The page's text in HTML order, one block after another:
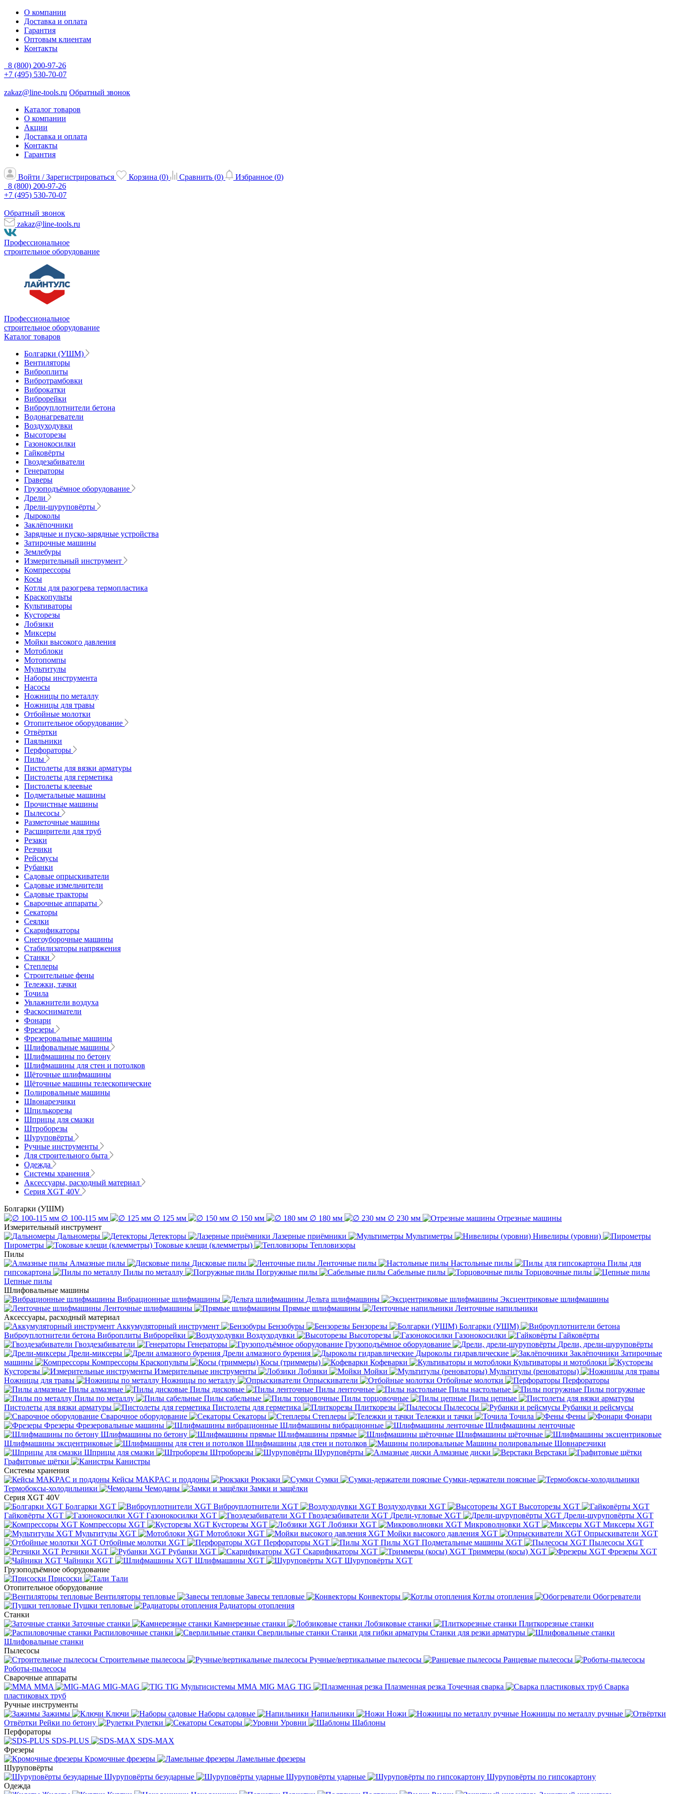
О компании
Доставка и оплата
Гарантия
Оптовым клиентам
Контакты
8 (800) 200-97-26
+7 (495) 530-70-07
zakaz@line-tools.ru Обратный звонок
Каталог товаров
О компании
Акции
Доставка и оплата
Контакты
Гарантия
Войти / Зарегистрироваться Корзина (0) Сравнить (0) Избранное (0)
8 (800) 200-97-26
+7 (495) 530-70-07
Обратный звонок
zakaz@line-tools.ru
Профессиональное
строительное оборудование
Профессиональное
строительное оборудование
Каталог товаров
Болгарки (УШМ)
Вентиляторы
Виброплиты
Вибротрамбовки
Виброкатки
Виброрейки
Виброуплотнители бетона
Водонагреватели
Воздуходувки
Высоторезы
Газонокосилки
Гайковёрты
Гвоздезабиватели
Генераторы
Граверы
Грузоподъёмное оборудование
Дрели
Дрели-шуруповёрты
Дыроколы
Заклёпочники
Зарядные и пуско-зарядные устройства
Затирочные машины
Землебуры
Измерительный инструмент
Компрессоры
Косы
Котлы для разогрева термопластика
Краскопульты
Культиваторы
Кусторезы
Лобзики
Миксеры
Мойки высокого давления
Мотоблоки
Мотопомпы
Мультитулы
Наборы инструмента
Насосы
Ножницы по металлу
Ножницы для травы
Отбойные молотки
Отопительное оборудование
Отвёртки
Паяльники
Перфораторы
Пилы
Пистолеты для вязки арматуры
Пистолеты для герметика
Пистолеты клеевые
Подметальные машины
Прочистные машины
Пылесосы
Разметочные машины
Расширители для труб
Резаки
Резчики
Рейсмусы
Рубанки
Садовые опрыскиватели
Садовые измельчители
Садовые тракторы
Сварочные аппараты
Секаторы
Сеялки
Скарификаторы
Снегоуборочные машины
Стабилизаторы напряжения
Станки
Степлеры
Строительные фены
Тележки, тачки
Точила
Увлажнители воздуха
Фаскосниматели
Фонари
Фрезеры
Фрезеровальные машины
Шлифовальные машины
Шлифмашины по бетону
Шлифмашины для стен и потолков
Щёточные шлифмашины
Щёточные машины телескопические
Полировальные машины
Швонарезчики
Шпилькорезы
Шприцы для смазки
Штроборезы
Шуруповёрты
Ручные инструменты
Для строительного быта
Одежда
Системы хранения
Аксессуары, расходный материал
Серия XGT 40V
Болгарки (УШМ)
∅ 100-115 мм
∅ 125 мм ∅ 150 мм ∅ 180 мм ∅ 230 мм
Отрезные машины
Измерительный инструмент
Дальномеры
Детекторы Лазерные приёмники Мультиметры
Нивелиры (уровни)
Пирометры
Токовые клещи (клемметры)
Тепловизоры
Пилы
Алмазные пилы
Дисковые пилы Ленточные пилы Настольные пилы
Пилы для
гипсокартона
Пилы по металлу Погружные пилы Сабельные пилы
Торцовочные пилы
Цепные пилы
Шлифовальные машины
Вибрационные шлифмашины
Дельта шлифмашины
Эксцентриковые шлифмашины
Ленточные шлифмашины
Прямые шлифмашины
Ленточные напильники
Аксессуары, расходный материал
Аккумуляторный инструмент
Бензобуры Бензорезы
Болгарки (УШМ)
Виброуплотнители бетона Виброплиты Виброрейки Воздуходувки Высоторезы Газонокосилки
Гайковёрты
Гвоздезабиватели
Генераторы Грузоподъёмное оборудование
Дрели, дрели-шуруповёрты
Дрели-миксеры
Дрели алмазного бурения Дыроколы гидравлические Заклёпочники Затирочные
машины
Компрессоры Краскопульты Косы (триммеры) Кофеварки
Культиваторы и мотоблоки
Кусторезы
Измерительные инструменты Лобзики Мойки
Мультитулы (реноваторы)
Ножницы для травы
Ножницы по металлу Опрыскиватели Отбойные молотки
Перфораторы
Пилы алмазные
Пилы дисковые Пилы ленточные Пилы настольные
Пилы погружные
Пилы по металлу
Пилы сабельные Пилы торцовочные
Пилы цепные
Пистолеты для вязки арматуры
Пистолеты для герметика Плиткорезы Пылесосы
Рубанки и рейсмусы
Сварочное оборудование
Секаторы Степлеры Тележки и тачки Точила Фены
Фонари
Фрезеры Фрезеровальные машины Шлифмашины вибрационные
Шлифмашины ленточные
Шлифмашины по бетону
Шлифмашины прямые
Шлифмашины щёточные
Шлифмашины эксцентриковые
Шлифмашины для стен и потолков Машины полировальные Шовнарезчики
Шприцы для смазки
Штроборезы Шуруповёрты Алмазные диски
Верстаки
Графитовые щётки
Канистры
Системы хранения
Кейсы MAKPAC и поддоны
Рюкзаки Сумки
Сумки-держатели поясные
Термобоксы-холодильники
Чемоданы
Замки и защёлки
Серия XGT 40V
Болгарки XGT
Виброуплотнители XGT Воздуходувки XGT
Высоторезы XGT
Гайковёрты XGT
Газонокосилки XGT Гвоздезабиватели XGT Дрели-угловые XGT
Дрели-шуруповёрты XGT
Компрессоры XGT
Кусторезы XGT Лобзики XGT Микроволновки XGT
Миксеры XGT
Мультитулы XGT
Мотоблоки XGT Мойки высокого давления XGT
Опрыскиватели XGT
Отбойные молотки XGT
Перфораторы XGT Пилы XGT Подметальные машины XGT
Пылесосы XGT
Резчики XGT
Рубанки XGT Скарификаторы XGT Триммеры (косы) XGT
Фрезеры XGT
Чайники XGT
Шлифмашины XGT
Шуруповёрты XGT
Грузоподъёмное оборудование
Присоски
Тали
Отопительное оборудование
Вентиляторы тепловые
Завесы тепловые Конвекторы Котлы отопления
Обогреватели
Пушки тепловые
Радиаторы отопления
Станки
Заточные станки
Камнерезные станки Лобзиковые станки
Плиткорезные станки
Распиловочные станки
Сверлильные станки Станки для гибки арматуры Станки для резки арматуры
Шлифовальные станки
Пылесосы
Строительные пылесосы
Ручные/вертикальные пылесосы
Ранцевые пылесосы
Роботы-пылесосы
Сварочные аппараты
MMA
MIG-MAG TIG Мультисистемы ММА MIG MAG TIG Плазменная резка Точечная сварка
Cварка
пластиковых труб
Ручные инструменты
Зажимы
Ключи Наборы садовые Напильники Ножи
Ножницы по металлу ручные
Отвёртки Рейки по бетону Рулетки Секаторы Уровни
Шаблоны
Перфораторы
SDS-PLUS
SDS-MAX
Фрезеры
Кромочные фрезеры
Ламельные фрезеры
Шуруповёрты
Шуруповёрты безударные
Шуруповёрты ударные
Шуруповёрты по гипсокартону
Одежда